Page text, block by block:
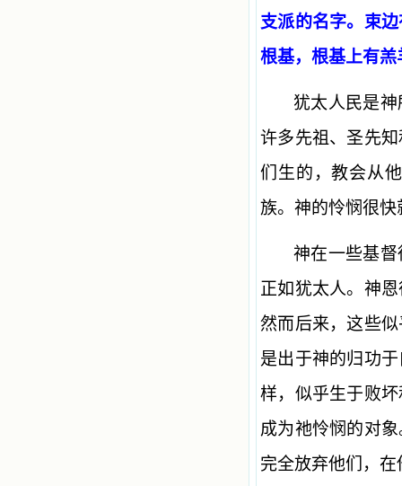
支派的名字。束
根基，根基上有
犹太人民是
许多先祖、圣先
们生的，教会从
族。神的怜悯很
神在一些基
正如犹太人。神
然而后来，这些
是出于神的归功
样，似乎生于败
成为祂怜悯的对
完全放弃他们，